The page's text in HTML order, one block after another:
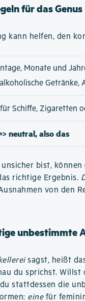
für das Genus
kann helfen, den
Monate und
Getränke,
Schiffe, Zigaretten
neutral, also das
bist,
richtige Ergebnis.
von den
unbestimmte
sagst, heißt
du sprichst.
stattdessen die
einefür